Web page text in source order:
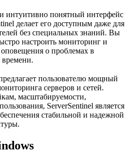
интуитивно понятный интерфейс
делает его доступным даже для
без специальных знаний. Вы
настроить мониторинг и
оповещения о проблемах в
времени.
пользователю мощный
серверов и сетей.
масштабируемости,
ServerSentinel является
стабильной и надежной